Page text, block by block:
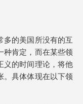
多的美国所没有的互
种肯定，而在某些领
义的时间理论，将他
。具体体现在以下领